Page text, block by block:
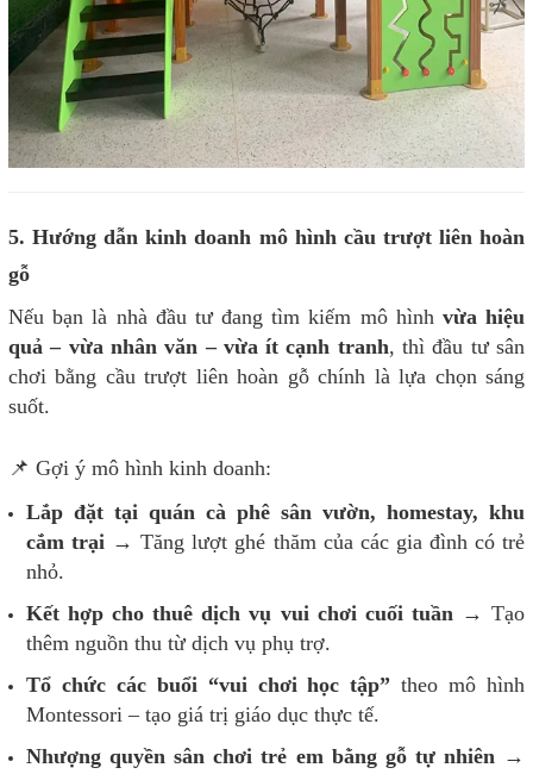
5. Hướng dẫn kinh doanh mô hình cầu trượt liên hoàn
gỗ
Nếu bạn là nhà đầu tư đang tìm kiếm mô hình vừa hiệu
quả – vừa nhân văn – vừa ít cạnh tranh, thì đầu tư sân
chơi bằng cầu trượt liên hoàn gỗ chính là lựa chọn sáng
suốt.
📌 Gợi ý mô hình kinh doanh:
Lắp đặt tại quán cà phê sân vườn, homestay, khu
cắm trại → Tăng lượt ghé thăm của các gia đình có trẻ
nhỏ.
Kết hợp cho thuê dịch vụ vui chơi cuối tuần→ Tạo
thêm nguồn thu từ dịch vụ phụ trợ.
Tổ chức các buổi “vui chơi học tập” theo mô hình
Montessori – tạo giá trị giáo dục thực tế.
Nhượng quyền sân chơi trẻ em bằng gỗ tự nhiên→